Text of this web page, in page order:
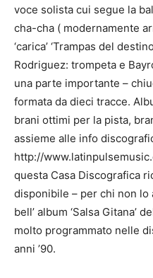
voce solista cui segue la
cha-cha ( modernamente
‘carica’ ‘Trampas del
Rodriguez: trompeta e
una parte importante –
formata da dieci tracce.
brani ottimi per la pista,
assieme alle info
http://
questa Casa Discografica
disponibile – per chi non lo
bell’ album ‘Salsa Gitana’
molto programmato nelle
anni ’90.